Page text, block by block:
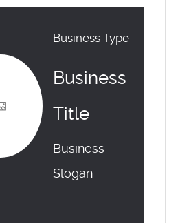
Business Type
Business
Title
Business
Slogan